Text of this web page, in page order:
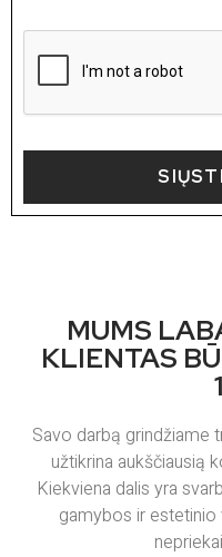
MUMS
KLIENTAS
Savo darbą grindžiame
užtikrina aukščiausią
Kiekviena dalis yra
gamybos ir estetinio